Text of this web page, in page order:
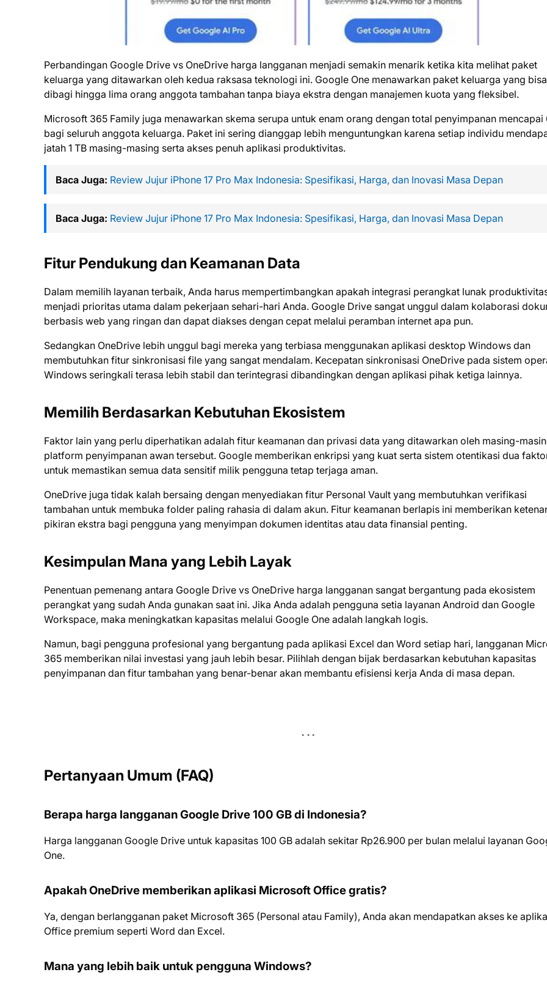
Perbandingan Google Drive vs OneDrive harga langganan menjadi semakin menarik ketika kita melihat paket
keluarga yang ditawarkan oleh kedua raksasa teknologi ini. Google One menawarkan paket keluarga yang bisa
dibagi hingga lima orang anggota tambahan tanpa biaya ekstra dengan manajemen kuota yang fleksibel.
Microsoft 365 Family juga menawarkan skema serupa untuk enam orang dengan total penyimpanan mencapai
bagi seluruh anggota keluarga. Paket ini sering dianggap lebih menguntungkan karena setiap individu
jatah 1 TB masing-masing serta akses penuh aplikasi produktivitas.
Baca Juga: Review Jujur iPhone 17 Pro Max Indonesia: Spesifikasi, Harga, dan Inovasi Masa Depan
Baca Juga: Review Jujur iPhone 17 Pro Max Indonesia: Spesifikasi, Harga, dan Inovasi Masa Depan
Fitur Pendukung dan Keamanan Data
Dalam memilih layanan terbaik, Anda harus mempertimbangkan apakah integrasi perangkat lunak
menjadi prioritas utama dalam pekerjaan sehari-hari Anda. Google Drive sangat unggul dalam kolaborasi
berbasis web yang ringan dan dapat diakses dengan cepat melalui peramban internet apa pun.
Sedangkan OneDrive lebih unggul bagi mereka yang terbiasa menggunakan aplikasi desktop Windows dan
membutuhkan fitur sinkronisasi file yang sangat mendalam. Kecepatan sinkronisasi OneDrive pada sistem
Windows seringkali terasa lebih stabil dan terintegrasi dibandingkan dengan aplikasi pihak ketiga lainnya.
Memilih Berdasarkan Kebutuhan Ekosistem
Faktor lain yang perlu diperhatikan adalah fitur keamanan dan privasi data yang ditawarkan oleh masing-
platform penyimpanan awan tersebut. Google memberikan enkripsi yang kuat serta sistem otentikasi dua
untuk memastikan semua data sensitif milik pengguna tetap terjaga aman.
OneDrive juga tidak kalah bersaing dengan menyediakan fitur Personal Vault yang membutuhkan verifikasi
tambahan untuk membuka folder paling rahasia di dalam akun. Fitur keamanan berlapis ini memberikan
pikiran ekstra bagi pengguna yang menyimpan dokumen identitas atau data finansial penting.
Kesimpulan Mana yang Lebih Layak
Penentuan pemenang antara Google Drive vs OneDrive harga langganan sangat bergantung pada ekosistem
perangkat yang sudah Anda gunakan saat ini. Jika Anda adalah pengguna setia layanan Android dan Google
Workspace, maka meningkatkan kapasitas melalui Google One adalah langkah logis.
Namun, bagi pengguna profesional yang bergantung pada aplikasi Excel dan Word setiap hari, langganan
365 memberikan nilai investasi yang jauh lebih besar. Pilihlah dengan bijak berdasarkan kebutuhan kapasitas
penyimpanan dan fitur tambahan yang benar-benar akan membantu efisiensi kerja Anda di masa depan.
Pertanyaan Umum (FAQ)
Berapa harga langganan Google Drive 100 GB di Indonesia?
Harga langganan Google Drive untuk kapasitas 100 GB adalah sekitar Rp26.900 per bulan melalui layanan
One.
Apakah OneDrive memberikan aplikasi Microsoft Office gratis?
Ya, dengan berlangganan paket Microsoft 365 (Personal atau Family), Anda akan mendapatkan akses ke
Office premium seperti Word dan Excel.
Mana yang lebih baik untuk pengguna Windows?